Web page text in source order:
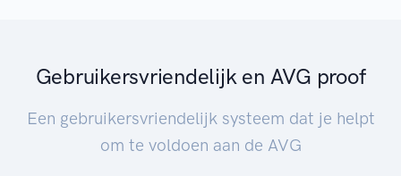
Gebruikersvriendelijk en AVG proof
Een gebruikersvriendelijk systeem dat je helpt
om te voldoen aan de AVG